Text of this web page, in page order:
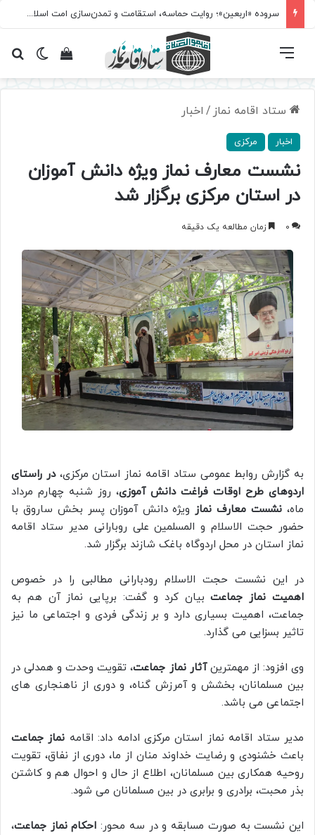
سروده‌ «اربعین»؛ روایت حماسه، استقامت و تمدن‌سازی امت اسلامی
تغییرمشاهده فهرست
ستاد اقامه نماز / اخبار
اخبار مرکزی
نشست معارف نماز ویژه دانش آموزان
در استان مرکزی برگزار شد
0 زمان مطالعه یک دقیقه
به گزارش روابط عمومی ستاد اقامه نماز استان مرکزی،در راستای
اردوهای طرح اوقات فراغت دانش آموزی، روز شنبه چهارم مرداد
ماه، نشست معارف نماز ویژه دانش آموزان پسر بخش ساروق با
حضور حجت الاسلام و المسلمین علی روبارانی مدیر ستاد اقامه
نماز استان در محل اردوگاه باغک شازند برگزار شد.
در این نشست حجت الاسلام رودبارانی مطالبی را در خصوص
اهمیت نماز جماعتبیان کرد و گفت: برپایی نماز آن هم به
جماعت، اهمیت بسیاری دارد و بر زندگی فردی و اجتماعی ما نیز
تاثیر بسزایی می گذارد.
وی افزود: از مهمترینآثار نماز جماعت، تقویت وحدت و همدلی در
بین مسلمانان، بخشش و آمرزش گناه، و دوری از ناهنجاری های
اجتماعی می باشد.
مدیر ستاد اقامه نماز استان مرکزی ادامه داد: اقامه نماز جماعت
باعث خشنودی و رضایت خداوند منان از ما، دوری از نفاق، تقویت
روحیه همکاری بین مسلمانان، اطلاع از حال و احوال هم و کاشتن
بذر محبت، برادری و برابری در بین مسلمانان می شود.
این نشست به صورت مسابقه و در سه محور: احکام نماز جماعت،